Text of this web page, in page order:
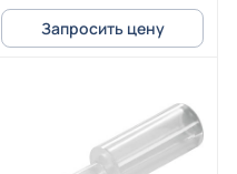
Запросить цену